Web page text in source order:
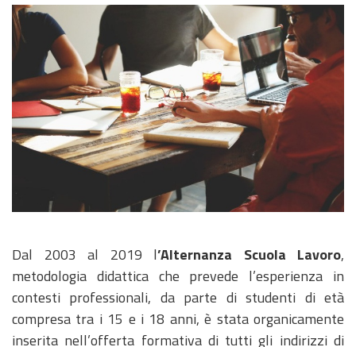
notizia
Dal 2003 al 2019 l’Alternanza Scuola Lavoro,
metodologia didattica che prevede l’esperienza in
contesti professionali, da parte di studenti di età
compresa tra i 15 e i 18 anni, è stata organicamente
inserita nell’offerta formativa di tutti gli indirizzi di